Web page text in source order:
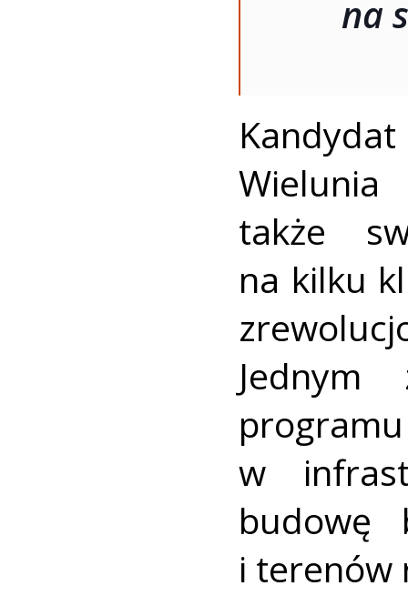
na
Wielunia
także
na kilku
Jednym
w
budowę
i terenów